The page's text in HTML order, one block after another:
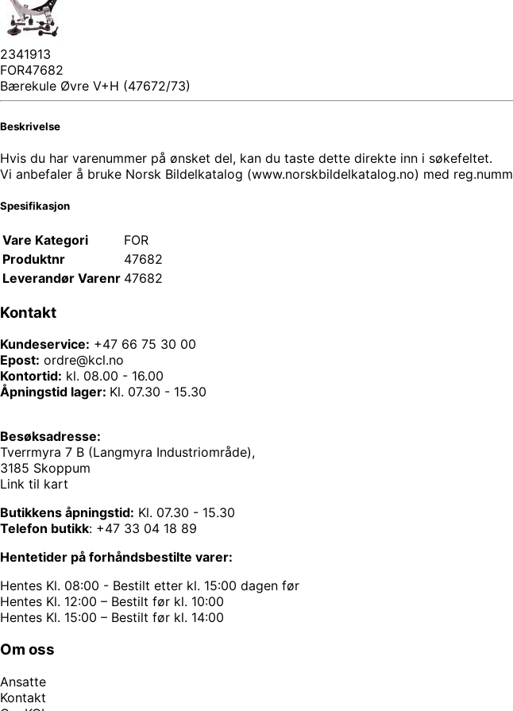
2341913
FOR47682
Bærekule Øvre V+H (47672/73)
Beskrivelse
Hvis du har varenummer på ønsket del, kan du taste dette direkte inn i søkefeltet.
Vi anbefaler å bruke Norsk Bildelkatalog (www.norskbildelkatalog.no) med
Spesifikasjon
Vare Kategori
FOR
Produktnr
47682
Leverandør Varenr 47682
Kontakt
Kundeservice: +47 66 75 30 00
Epost: ordre@kcl.no
Kontortid: kl. 08.00 - 16.00
Åpningstid lager: Kl. 07.30 - 15.30
Besøksadresse:
Tverrmyra 7 B (Langmyra Industriområde),
3185 Skoppum
Link til kart
Butikkens åpningstid: Kl. 07.30 - 15.30
Telefon butikk: +47 33 04 18 89
Hentetider på forhåndsbestilte varer:
Hentes Kl. 08:00 - Bestilt etter kl. 15:00 dagen før
Hentes Kl. 12:00 – Bestilt før kl. 10:00
Hentes Kl. 15:00 – Bestilt før kl. 14:00
Om oss
Ansatte
Kontakt